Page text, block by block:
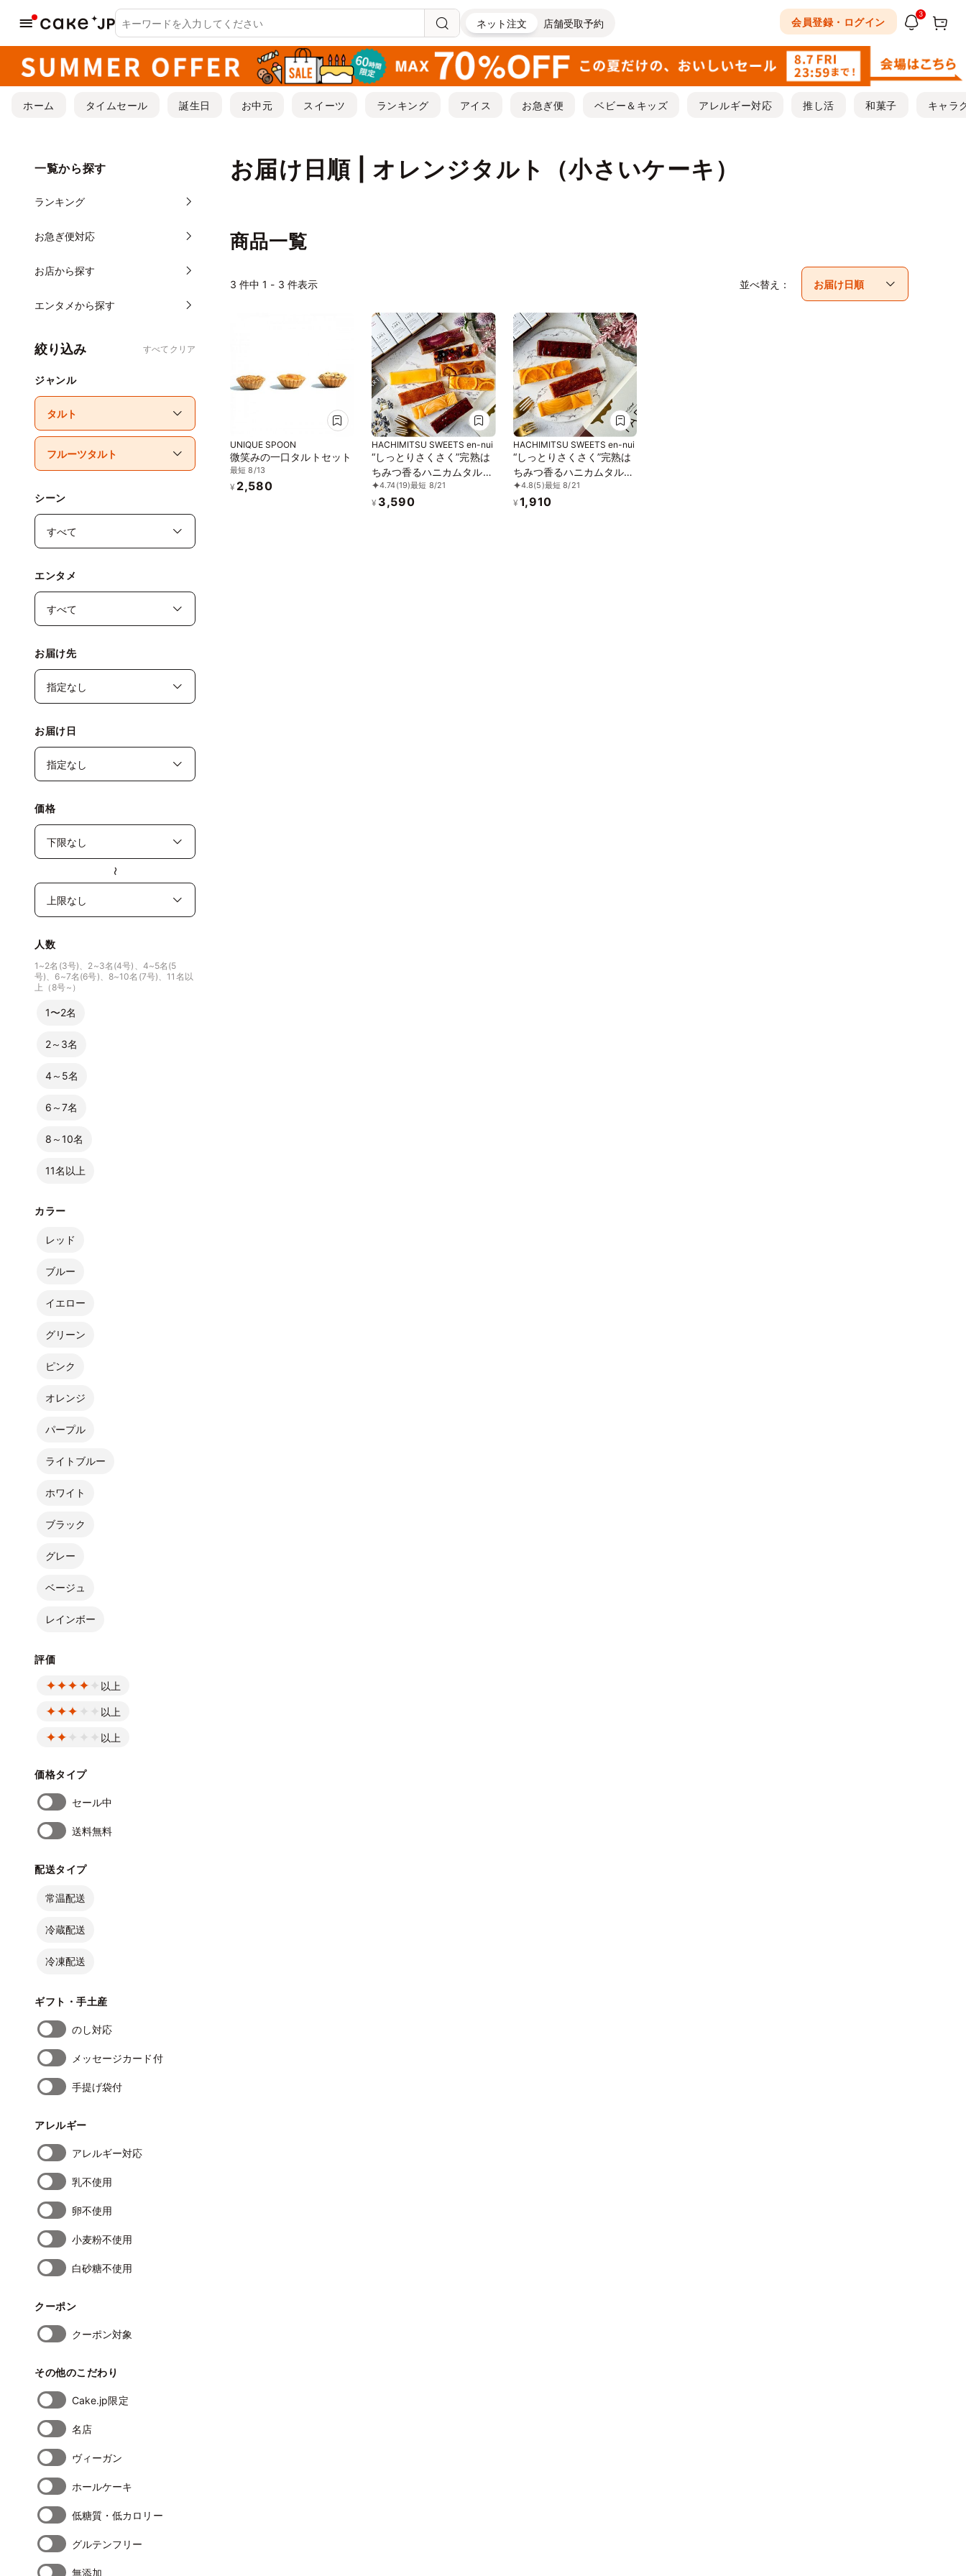
ネット注文 店舗受取予約 会員登録・ログイン
3
ホーム タイムセール 誕生日 お中元 スイーツ ランキング アイス お急ぎ便 ベビー＆キッズ アレルギー対応 推し活 和菓子 キャラ
お届け日順 | オレンジタルト（小さいケーキ）
一覧から探す
ランキング
お急ぎ便対応
お店から探す
エンタメから探す
絞り込み すべてクリア
ジャンル
シーン
エンタメ
お届け先
お届け日
価格
〜
人数
1~2名(3号)、2~3名(4号)、4~5名(5
号)、6~7名(6号)、8~10名(7号)、11名以
上（8号~）
1〜2名
2～3名
4～5名
6～7名
8～10名
11名以上
カラー
レッド
ブルー
イエロー
グリーン
ピンク
オレンジ
パープル
ライトブルー
ホワイト
ブラック
グレー
ベージュ
レインボー
評価
以上
以上
以上
価格タイプ
セール中
送料無料
配送タイプ
常温配送
冷蔵配送
冷凍配送
ギフト・手土産
のし対応
メッセージカード付
手提げ袋付
アレルギー
アレルギー対応
乳不使用
卵不使用
小麦粉不使用
白砂糖不使用
クーポン
クーポン対象
その他のこだわり
Cake.jp限定
名店
ヴィーガン
ホールケーキ
低糖質・低カロリー
グルテンフリー
無添加
商品一覧
3 件中 1 - 3 件表示 並べ替え：
UNIQUE SPOON
微笑みの一口タルトセット
最短 8/13
¥ 2,580
HACHIMITSU SWEETS en-nui
“しっとりさくさく”完熟は
ちみつ香るハニカムタル
ト・ギフト８個セット
4.74(19)最短 8/21
¥ 3,590
HACHIMITSU SWEETS en-nui
“しっとりさくさく”完熟は
ちみつ香るハニカムタル
ト・ギフト４個セット
4.8(5)最短 8/21
¥ 1,910